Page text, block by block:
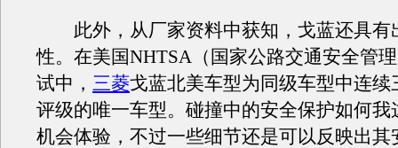
此外，从厂家资料中获知，戈蓝还具有
性。在美国NHTSA（国家公路交通安全管
试中， 三菱戈蓝北美车型为同级车型中连续
评级的唯一车型。碰撞中的安全保护如何我
机会体验，不过一些细节还是可以反映出其